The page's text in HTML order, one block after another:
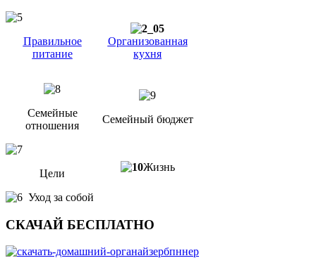
Правильное
питание
Организованная
кухня
Семейные
отношения
Семейный бюджет
Цели
Жизнь
Уход за собой
СКАЧАЙ БЕСПЛАТНО